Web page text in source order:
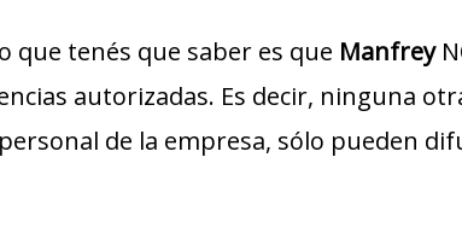
que tenés que saber es que Manfrey
autorizadas. Es decir, ninguna
de la empresa, sólo pueden